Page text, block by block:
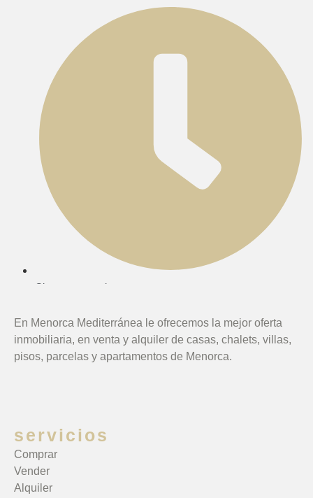
Citas concertadas
En Menorca Mediterránea le ofrecemos la mejor oferta
inmobiliaria, en venta y alquiler de casas, chalets, villas,
pisos, parcelas y apartamentos de Menorca.
servicios
Comprar
Vender
Alquiler